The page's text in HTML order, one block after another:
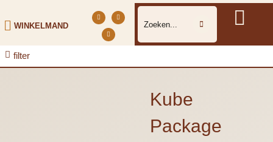
WINKELMAND
filter
Kube
Package